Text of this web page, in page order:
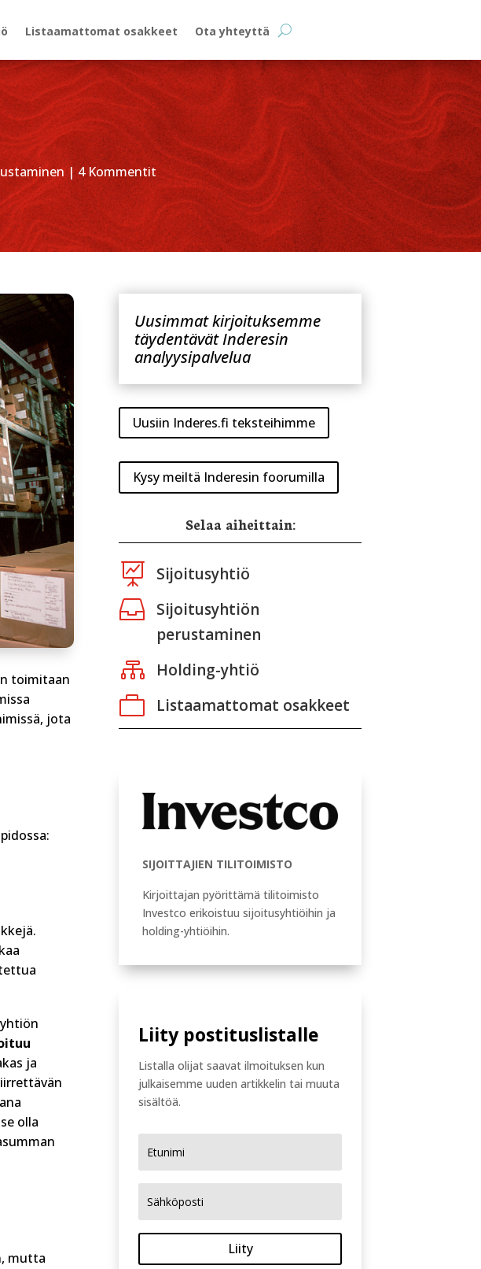
Listaamattomat osakkeet Ota yhteyttä
|4 Kommentit
toimitaan
jota
ja
olla
mutta
Uusimmat kirjoituksemme
täydentävät Inderesin
analyysipalvelua
Uusiin Inderes.fi teksteihimme
Kysy meiltä Inderesin foorumilla
Selaa aiheittain:
 Sijoitusyhtiö

Sijoitusyhtiön
perustaminen
 Holding-yhtiö
 Listaamattomat osakkeet
SIJOITTAJIEN TILITOIMISTO
Kirjoittajan pyörittämä tilitoimisto
Investco erikoistuu sijoitusyhtiöihin ja
holding-yhtiöihin.
Liity postituslistalle
Listalla olijat saavat ilmoituksen kun
julkaisemme uuden artikkelin tai muuta
sisältöä.
Liity